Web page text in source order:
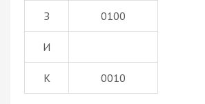
З 0100
И
К 0010